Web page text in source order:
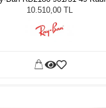
Güneş Gözlüğü
10.510,00 TL